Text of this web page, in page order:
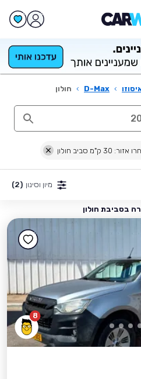
›
D-Max
› חולון
אזור: 30 ק"מ סביב חולון
מיון וסינון (2)
8